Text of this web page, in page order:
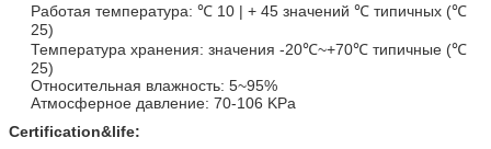
Работая температура: ℃ 10 | + 45 значений ℃ типичных (℃
25)
Температура хранения: значения -20℃~+70℃ типичные (℃
25)
Относительная влажность: 5~95%
Атмосферное давление: 70-106 KPa
Certification&life: